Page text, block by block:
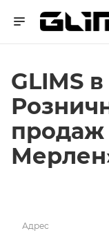
GLIMS
продаж
Адрес